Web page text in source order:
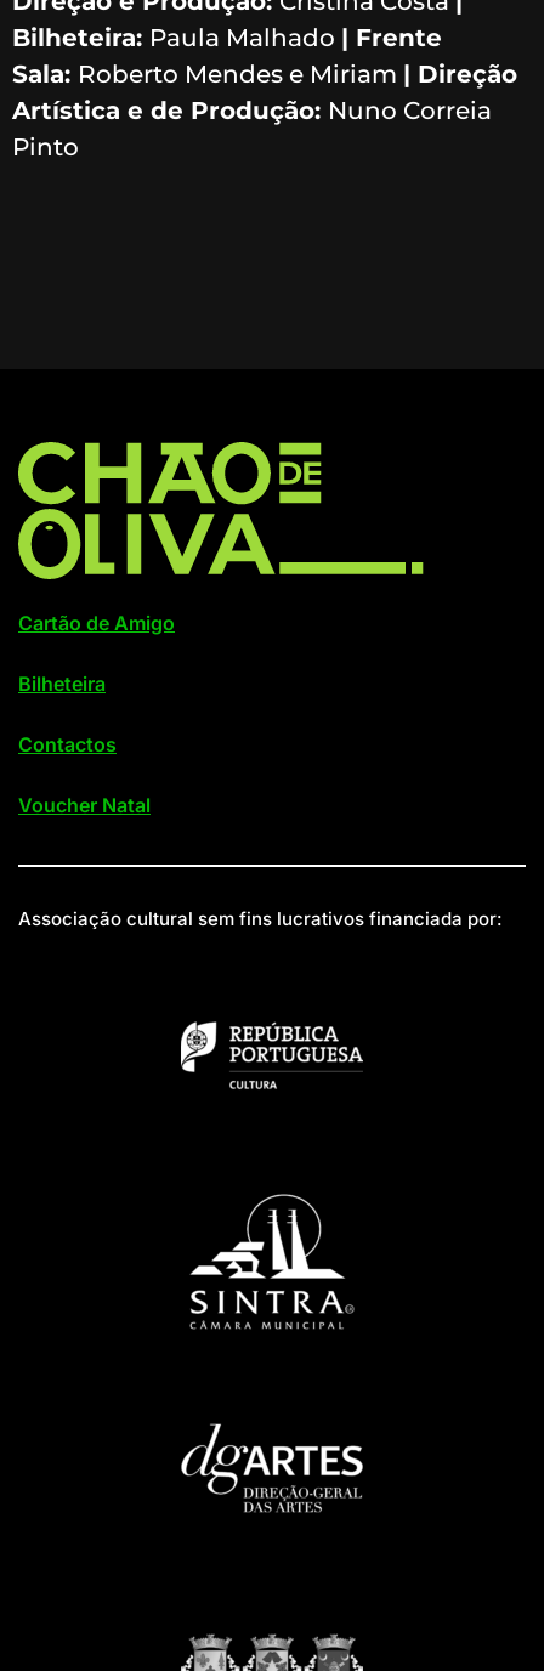
Bilheteira: Paula Malhado | Frente
Sala: Roberto Mendes e Miriam | Direção
Artística e de Produção: Nuno Correia
Pinto
Cartão de Amigo
Bilheteira
Contactos
Voucher Natal
Associação cultural sem fins lucrativos financiada por: